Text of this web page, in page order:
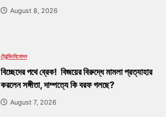
August 8, 2026
ট্রেন্ডিংবিনোদন
বিচ্ছেদের পথে ব্রেক! বিজয়ের বিরুদ্ধে মামলা প্রত্যাহার
করলেন সঙ্গীতা, দাম্পত্যে কি বরফ গলছে?
August 7, 2026